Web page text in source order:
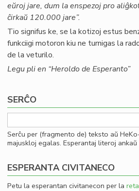
eŭroj jare, dum la enspezoj pro
ĉirkaŭ 120.000 jare”.
Tio signifus ke, se la kotizoj estus
funkciigi motoron kiu ne turnigas la
de la veturilo.
Legu pli en “Heroldo de Esperanto”
SERĈO
Serĉu per (fragmento de) teksto aŭ
majuskloj egalas. Esperantaj literoj
ESPERANTA CIVITANECO
Petu la esperantan civitanecon per la